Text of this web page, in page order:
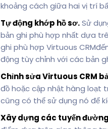
khoảng cách giữa hai vị trí
Tự động khớp hồ sơ.Sử
bản ghi phù hợp nhất dựa
ghi phù hợp Virtuous
động tùy chỉnh với các bản
Chỉnh sửa Virtuous CRM
đồ hoặc cập nhật hàng loạt
cũng có thể sử dụng nó để
Xây dựng các tuyến